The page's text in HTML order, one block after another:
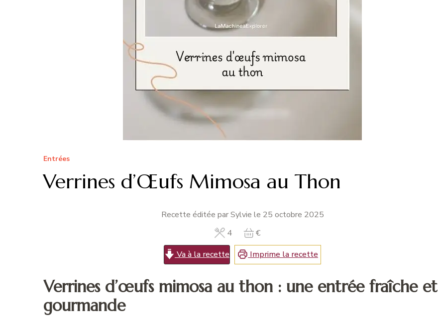
Entrées
Verrines d’Œufs Mimosa au Thon
Recette éditée par Sylvie le 25 octobre 2025
4
€
Va à la recette
Imprime la recette
Verrines d’œufs mimosa au thon : une entrée fraîche et
gourmande